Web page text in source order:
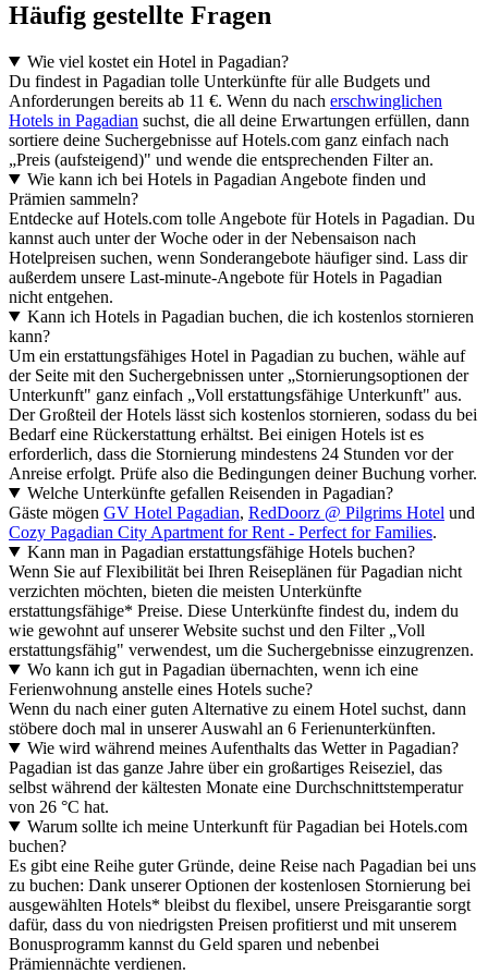
Häufig gestellte Fragen
Wie viel kostet ein Hotel in Pagadian?
Du findest in Pagadian tolle Unterkünfte für alle Budgets und
Anforderungen bereits ab 11 €. Wenn du nach erschwinglichen
Hotels in Pagadian suchst, die all deine Erwartungen erfüllen, dann
sortiere deine Suchergebnisse auf Hotels.com ganz einfach nach
„Preis (aufsteigend)" und wende die entsprechenden Filter an.
Wie kann ich bei Hotels in Pagadian Angebote finden und
Prämien sammeln?
Entdecke auf Hotels.com tolle Angebote für Hotels in Pagadian. Du
kannst auch unter der Woche oder in der Nebensaison nach
Hotelpreisen suchen, wenn Sonderangebote häufiger sind. Lass dir
außerdem unsere Last-minute-Angebote für Hotels in Pagadian
nicht entgehen.
Kann ich Hotels in Pagadian buchen, die ich kostenlos stornieren
kann?
Um ein erstattungsfähiges Hotel in Pagadian zu buchen, wähle auf
der Seite mit den Suchergebnissen unter „Stornierungsoptionen der
Unterkunft" ganz einfach „Voll erstattungsfähige Unterkunft" aus.
Der Großteil der Hotels lässt sich kostenlos stornieren, sodass du bei
Bedarf eine Rückerstattung erhältst. Bei einigen Hotels ist es
erforderlich, dass die Stornierung mindestens 24 Stunden vor der
Anreise erfolgt. Prüfe also die Bedingungen deiner Buchung vorher.
Welche Unterkünfte gefallen Reisenden in Pagadian?
Gäste mögen GV Hotel Pagadian, RedDoorz @ Pilgrims Hotel und
Cozy Pagadian City Apartment for Rent - Perfect for Families.
Kann man in Pagadian erstattungsfähige Hotels buchen?
Wenn Sie auf Flexibilität bei Ihren Reiseplänen für Pagadian nicht
verzichten möchten, bieten die meisten Unterkünfte
erstattungsfähige* Preise. Diese Unterkünfte findest du, indem du
wie gewohnt auf unserer Website suchst und den Filter „Voll
erstattungsfähig" verwendest, um die Suchergebnisse einzugrenzen.
Wo kann ich gut in Pagadian übernachten, wenn ich eine
Ferienwohnung anstelle eines Hotels suche?
Wenn du nach einer guten Alternative zu einem Hotel suchst, dann
stöbere doch mal in unserer Auswahl an 6 Ferienunterkünften.
Wie wird während meines Aufenthalts das Wetter in Pagadian?
Pagadian ist das ganze Jahre über ein großartiges Reiseziel, das
selbst während der kältesten Monate eine Durchschnittstemperatur
von 26 °C hat.
Warum sollte ich meine Unterkunft für Pagadian bei Hotels.com
buchen?
Es gibt eine Reihe guter Gründe, deine Reise nach Pagadian bei uns
zu buchen: Dank unserer Optionen der kostenlosen Stornierung bei
ausgewählten Hotels* bleibst du flexibel, unsere Preisgarantie sorgt
dafür, dass du von niedrigsten Preisen profitierst und mit unserem
Bonusprogramm kannst du Geld sparen und nebenbei
Prämiennächte verdienen.